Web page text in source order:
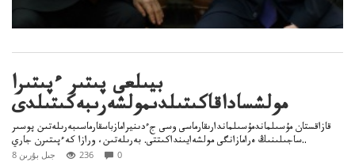
بيىلعى پىتىر ءپىتىرا
مولشساداقاكىتىلدىمولشەرىبەكىتىلدى
قازاقستان مۇسىلماندمۇسىلماندارىقارماسى وسى جءدىنيرامازباسقارماسىبەرىلەتىن پوسىر
ساجىلىنىڭ ەرامازانگى مولشەايىنداكىتتى. بەرىلەتىن، ورازا كەءپىتىرن جاري..
8 جىل بۇرىن 236 0